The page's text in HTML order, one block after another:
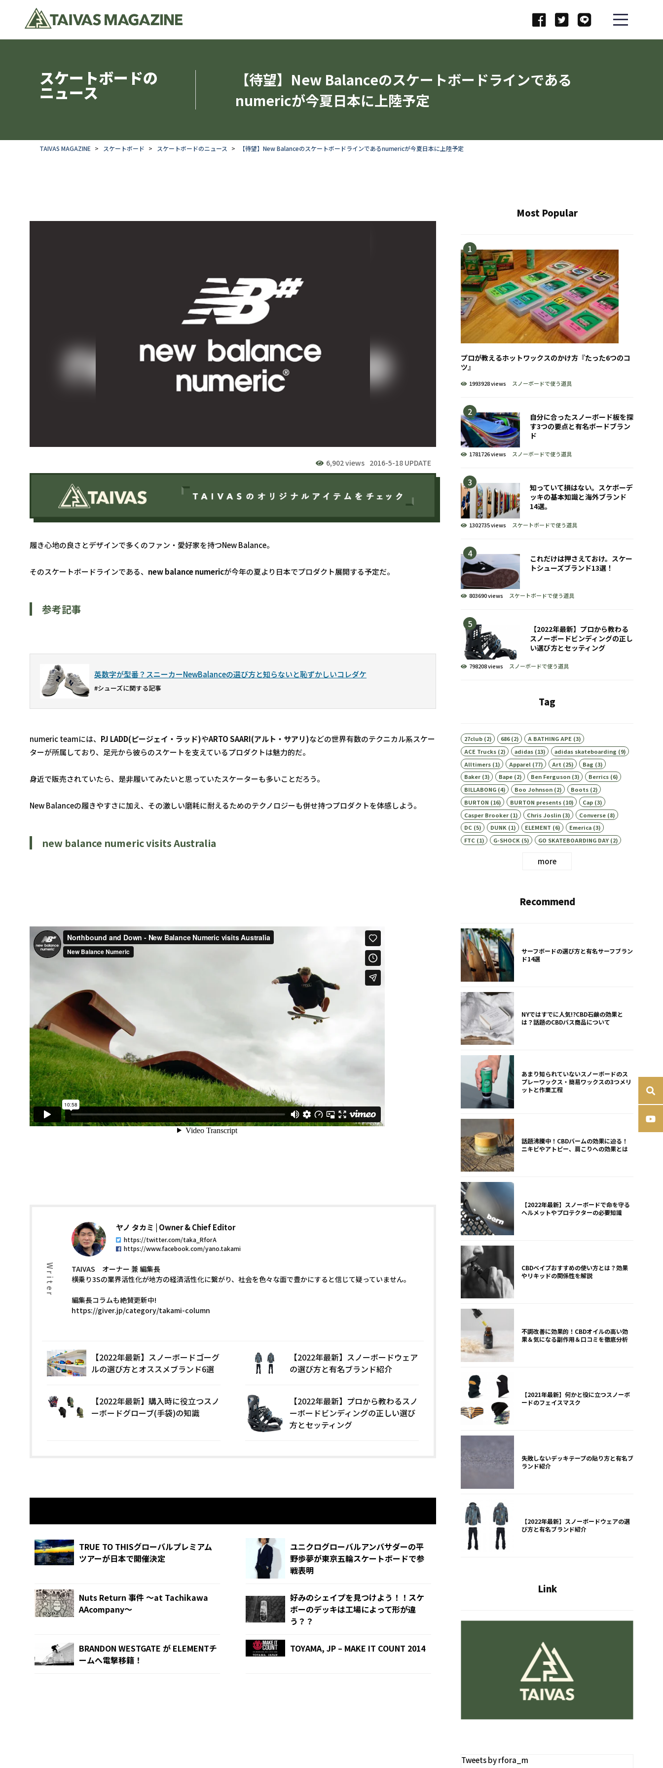
スケートボードの
ニュース
【待望】New Balanceのスケートボードラインである
numericが今夏日本に上陸予定
TAIVAS MAGAZINE スケートボード スケートボードのニュース 【待望】New Balanceのスケートボードラインであるnumericが今夏日本に上陸予定
6,902 views 2016-5-18 UPDATE
履き心地の良さとデザインで多くのファン・愛好家を持つNew Balance。
そのスケートボードラインである、 new balance numericが今年の夏より日本でプロダクト展開する予定だ。
参考記事
英数字が型番？スニーカーNewBalanceの選び方と知らないと恥ずかしいコレダケ
#シューズに関する記事
numeric teamには、 PJ LADD(ピージェイ・ラッド)やARTO SAARI(アルト・サアリ)などの世界有数のテクニカル系スケー
ターが所属しており、足元から彼らのスケートを支えているプロダクトは魅力的だ。
身近で販売されていたら、是非履いてみたいと思っていたスケーターも多いことだろう。
New Balanceの履きやすさに加え、その激しい磨耗に耐えるためのテクノロジーも併せ持つプロダクトを体感しよう。
new balance numeric visits Australia
Writer
ヤノ タカミ Owner & Chief Editor
https://twitter.com/taka_RforA
https://www.facebook.com/yano.takami
TAIVAS オーナー 兼 編集長
横乗り3Sの業界活性化が地方の経済活性化に繋がり、社会を色々な面で豊かにすると信じて疑っていません。
編集長コラムも絶賛更新中!
https://giver.jp/category/takami-column
【2022年最新】スノーボードゴーグ
ルの選び方とオススメブランド6選
【2022年最新】スノーボードウェア
の選び方と有名ブランド紹介
【2022年最新】購入時に役立つスノ
ーボードグローブ(手袋)の知識
【2022年最新】プロから教わるスノ
ーボードビンディングの正しい選び
方とセッティング
TRUE TO THISグローバルプレミアム
ツアーが日本で開催決定
ユニクログローバルアンバサダーの平
野歩夢が東京五輪スケートボードで参
戦表明
Nuts Return 事件 ～at Tachikawa
AAcompany～
好みのシェイプを見つけよう！！スケ
ボーのデッキは工場によって形が違
う？？
BRANDON WESTGATE が ELEMENTチ
ームへ電撃移籍！
TOYAMA, JP – MAKE IT COUNT 2014
Most Popular
プロが教えるホットワックスのかけ方『たった6つのコ
ツ』
1993928 views スノーボードで使う道具
自分に合ったスノーボード板を探
す3つの要点と有名ボードブラン
ド
1781726 views スノーボードで使う道具
知っていて損はない。スケボーデ
ッキの基本知識と海外ブランド
14選。
1302735 views スケートボードで使う道具
これだけは押さえておけ。スケー
トシューズブランド13選！
803690 views スケートボードで使う道具
【2022年最新】プロから教わる
スノーボードビンディングの正し
い選び方とセッティング
798208 views スノーボードで使う道具
Tag
27club(2) 686(2) A BATHING APE(3)
ACE Trucks(2) adidas(13) adidas skateboarding (9)
Alltimers(1) Apparel (77) Art (25) Bag (3)
Baker(3) Bape(2) Ben Ferguson(3) Berrics(6)
BILLABONG(4) Boo Johnson(2) Boots(2)
BURTON (16) BURTON presents(10) Cap(3)
Casper Brooker(1) Chris Joslin(3) Converse(8)
DC (5) DUNK(1) ELEMENT (6) Emerica(3)
FTC (1) G-SHOCK (5) GO SKATEBOARDING DAY(2)
more
Recommend
サーフボードの選び方と有名サーフブラン
ド14選
NYではすでに人気!?CBD石鹸の効果と
は？話題のCBDバス商品について
あまり知られていないスノーボードのス
プレーワックス・簡易ワックスの3つメリ
ットと作業工程
話題沸騰中！CBDバームの効果に迫る！
ニキビやアトピー、肩こりへの効果とは
【2022年最新】スノーボードで命を守る
ヘルメットやプロテクターの必要知識
CBDベイプおすすめの使い方とは？効果
やリキッドの関係性を解説
不調改善に効果的！CBDオイルの高い効
果＆気になる副作用＆口コミを徹底分析
【2021年最新】何かと役に立つスノーボ
ードのフェイスマスク
失敗しないデッキテープの貼り方と有名ブ
ランド紹介
【2022年最新】スノーボードウェアの選
び方と有名ブランド紹介
Link
Tweets by rfora_m